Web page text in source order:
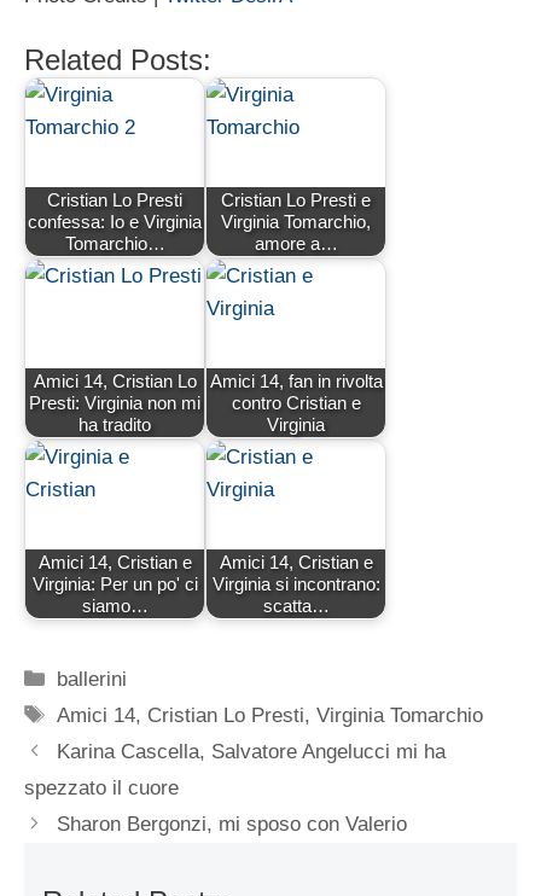
Related Posts:
Cristian Lo Presti
confessa: Io e Virginia
Tomarchio…
Cristian Lo Presti e
Virginia Tomarchio,
amore a…
Amici 14, Cristian Lo
Presti: Virginia non mi
ha tradito
Amici 14, fan in rivolta
contro Cristian e
Virginia
Amici 14, Cristian e
Virginia: Per un po' ci
siamo…
Amici 14, Cristian e
Virginia si incontrano:
scatta…
Categorie
ballerini
Tag
Amici 14, Cristian Lo Presti,Virginia Tomarchio
Karina Cascella, Salvatore Angelucci mi ha
spezzato il cuore
Sharon Bergonzi, mi sposo con Valerio